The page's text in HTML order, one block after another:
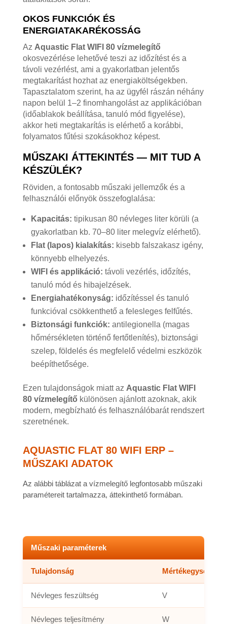
OKOS FUNKCIÓK ÉS
ENERGIATAKARÉKOSSÁG
Az Aquastic Flat WIFI 80 vízmelegítő
okosvezérlése lehetővé teszi az időzítést és a
távoli vezérlést, ami a gyakorlatban jelentős
megtakarítást hozhat az energiaköltségekben.
Tapasztalatom szerint, ha az ügyfél rászán néhány
napon belül 1–2 finomhangolást az applikációban
(időablakok beállítása, tanuló mód figyelése),
akkor heti megtakarítás is elérhető a korábbi,
folyamatos fűtési szokásokhoz képest.
MŰSZAKI ÁTTEKINTÉS — MIT TUD A
KÉSZÜLÉK?
Röviden, a fontosabb műszaki jellemzők és a
felhasználói előnyök összefoglalása:
Kapacitás: tipikusan 80 névleges liter körüli (a
gyakorlatban kb. 70–80 liter melegvíz elérhető).
Flat (lapos) kialakítás: kisebb falszakasz igény,
könnyebb elhelyezés.
WIFI és applikáció: távoli vezérlés, időzítés,
tanuló mód és hibajelzések.
Energiahatékonyság: időzítéssel és tanuló
funkcióval csökkenthető a felesleges felfűtés.
Biztonsági funkciók: antilegionella (magas
hőmérsékleten történő fertőtlenítés), biztonsági
szelep, földelés és megfelelő védelmi eszközök
beépíthetősége.
Ezen tulajdonságok miatt az Aquastic Flat WIFI
80 vízmelegítő különösen ajánlott azoknak, akik
modern, megbízható és felhasználóbarát rendszert
szeretnének.
AQUASTIC FLAT 80 WIFI ERP –
MŰSZAKI ADATOK
Az alábbi táblázat a vízmelegítő legfontosabb műszaki
paramétereit tartalmazza, áttekinthető formában.
Műszaki paraméterek
Tulajdonság Mértékegység
Névleges feszültség V
Névleges teljesítmény W